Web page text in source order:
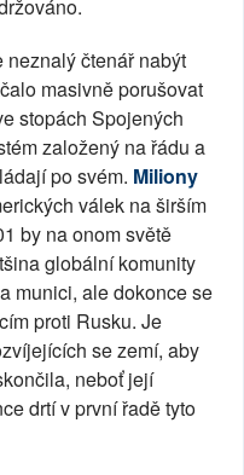
neznalý čtenář nabýt
masivně porušovat
stopách Spojených
založený na řádu a
po svém. Miliony
válek na širším
by na onom světě
globální komunity
munici, ale dokonce se
proti Rusku. Je
se zemí, aby
neboť její
drtí v první řadě tyto